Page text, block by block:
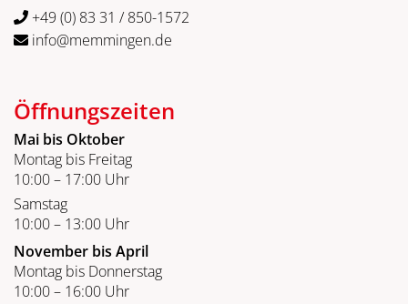
+49 (0) 83 31 / 850-1572
info@memmingen.de
Öffnungszeiten
Mai bis Oktober
Montag bis Freitag
10:00 – 17:00 Uhr
Samstag
10:00 – 13:00 Uhr
November bis April
Montag bis Donnerstag
10:00 – 16:00 Uhr